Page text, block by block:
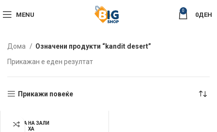
MENU
0
0ДЕН
Дома
Означени продукти “kandit desert”
Прикажан е еден резултат
Прикажи повеќе
НЕМА НА ЗАЛИ
ХА